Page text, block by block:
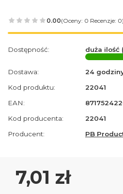
0.00(Oceny: 0 Recenzje: 0)
Dostępność: duża ilość
Dostawa:
24
Kod produktu:
22041
EAN:
Kod producenta:
22041
Producent:
PB
Cena
7,01 zł